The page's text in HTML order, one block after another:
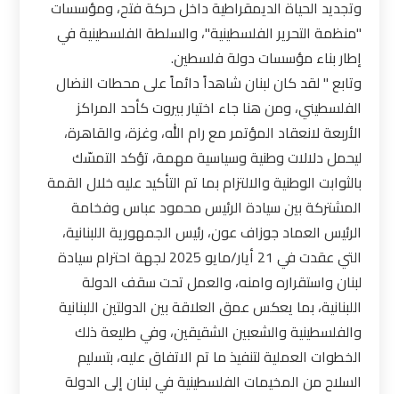
وتجديد الحياة الديمقراطية داخل حركة فتح، ومؤسسات
"منظمة التحرير الفلسطينية"، والسلطة الفلسطينية في
إطار بناء مؤسسات دولة فلسطين.
وتابع " لقد كان لبنان شاهداً دائماً على محطات النضال
الفلسطيني، ومن هنا جاء اختيار بيروت كأحد المراكز
الأربعة لانعقاد المؤتمر مع رام الله، وغزة، والقاهرة،
ليحمل دلالات وطنية وسياسية مهمة، تؤكد التمسّك
بالثوابت الوطنية والالتزام بما تم التأكيد عليه خلال القمة
المشتركة بين سيادة الرئيس محمود عباس وفخامة
الرئيس العماد جوزاف عون، رئيس الجمهورية اللبنانية،
التي عقدت في 21 أيار/مايو 2025 لجهة احترام سيادة
لبنان واستقراره وامنه، والعمل تحت سقف الدولة
اللبنانية، بما يعكس عمق العلاقة بين الدولتين اللبنانية
والفلسطينية والشعبين الشقيقين، وفي طليعة ذلك
الخطوات العملية لتنفيذ ما تم الاتفاق عليه، بتسليم
السلاح من المخيمات الفلسطينية في لبنان إلى الدولة